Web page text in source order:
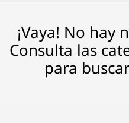
¡Vaya! No hay
Consulta las
para